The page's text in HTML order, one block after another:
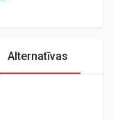
Alternatīvas